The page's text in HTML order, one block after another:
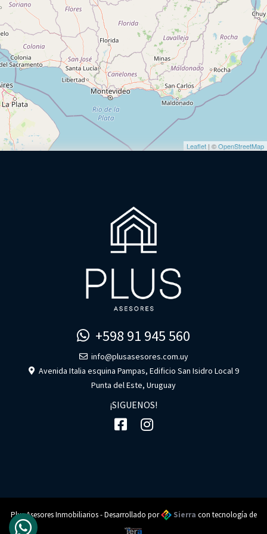
Leaflet | ©OpenStreetMap
+598 91 945 560
info@plusasesores.com.uy
Avenida Italia esquina Pampas, Edificio San Isidro Local 9
Punta del Este, Uruguay
¡SIGUENOS!
Plus Asesores Inmobiliarios - Desarrollado por Sierra con tecnología de